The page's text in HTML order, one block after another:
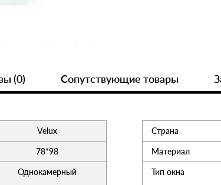
(0) Сопутствующие товары
Velux Страна
78*98 Материал
Однокамерный
Тип окна